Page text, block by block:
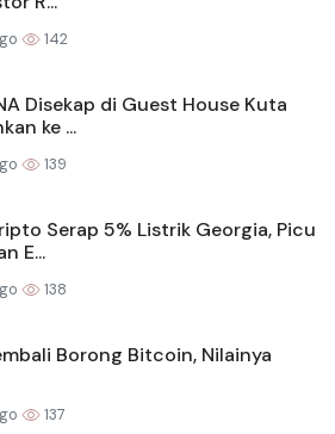
142
Disekap di Guest House Kuta
ke ...
139
Serap 5% Listrik Georgia, Picu
E...
138
Borong Bitcoin, Nilainya
137